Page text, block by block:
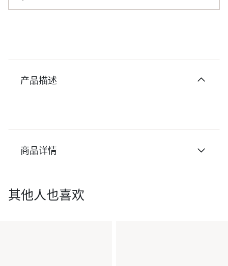
产品描述
商品详情
其他人也喜欢